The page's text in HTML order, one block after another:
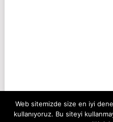
Web sitemizde size en iyi
kullanıyoruz. Bu siteyi